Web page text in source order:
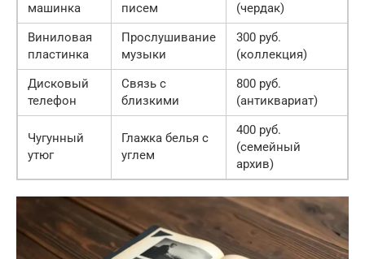
машинка
писем
(чердак)
Виниловая
пластинка
Прослушивание
музыки
300 руб.
(коллекция)
Дисковый
телефон
Связь с
близкими
800 руб.
(антиквариат)
Чугунный
утюг
Глажка белья с
углем
400 руб.
(семейный
архив)